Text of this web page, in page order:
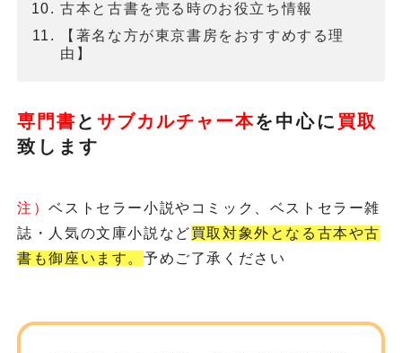
古本と古書を売る時のお役立ち情報
【著名な方が東京書房をおすすめする理
由】
専門書 とサブカルチャー本を 中心に 買取
致します
注）ベストセラー小説やコミック、ベストセラー雑
誌・人気の文庫小説など買取対象外となる古本や古
書も御座います。 予めご了承ください